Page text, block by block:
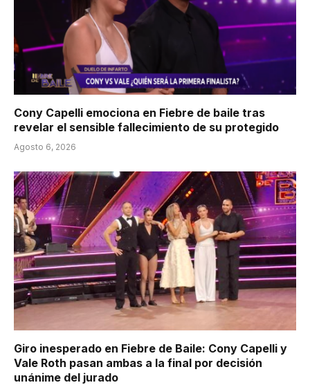
Cony Capelli emociona en Fiebre de baile tras
revelar el sensible fallecimiento de su protegido
Agosto 6, 2026
Giro inesperado en Fiebre de Baile: Cony Capelli y
Vale Roth pasan ambas a la final por decisión
unánime del jurado